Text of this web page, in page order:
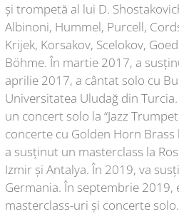
și trompetă al lui D.
Albinoni, Hummel, Purcell,
Krijek, Korsakov, Scelokov,
Böhme. În martie 2017, a
aprilie 2017, a cântat solo cu
Universitatea Uludağ din
un concert solo la “Jazz
concerte cu Golden Horn
a susținut un masterclass la
Izmir și Antalya. În 2019, va
Germania. În septembrie 2019,
masterclass-uri și concerte